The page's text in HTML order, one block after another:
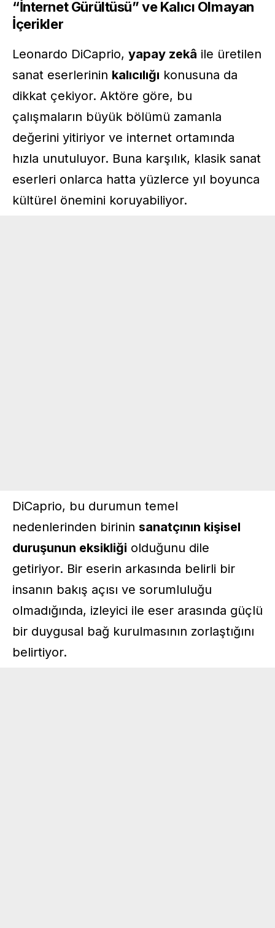
“İnternet Gürültüsü” ve Kalıcı Olmayan
İçerikler
Leonardo DiCaprio, yapay zekâ ile üretilen
sanat eserlerinin kalıcılığı konusuna da
dikkat çekiyor. Aktöre göre, bu
çalışmaların büyük bölümü zamanla
değerini yitiriyor ve internet ortamında
hızla unutuluyor. Buna karşılık, klasik sanat
eserleri onlarca hatta yüzlerce yıl boyunca
kültürel önemini koruyabiliyor.
DiCaprio, bu durumun temel
nedenlerinden birinin sanatçının kişisel
duruşunun eksikliği olduğunu dile
getiriyor. Bir eserin arkasında belirli bir
insanın bakış açısı ve sorumluluğu
olmadığında, izleyici ile eser arasında güçlü
bir duygusal bağ kurulmasının zorlaştığını
belirtiyor.